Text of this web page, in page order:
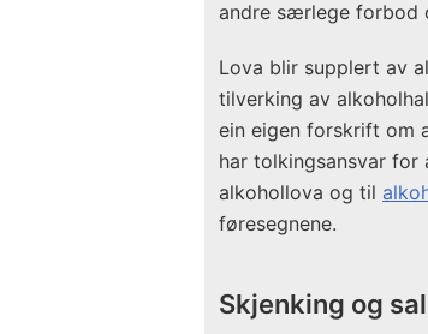
andre særlege forbod
Lova blir supplert av
tilverking av
ein eigen forskrift om
har tolkingsansvar
alkohollova og til
føresegnene.
Skjenking og